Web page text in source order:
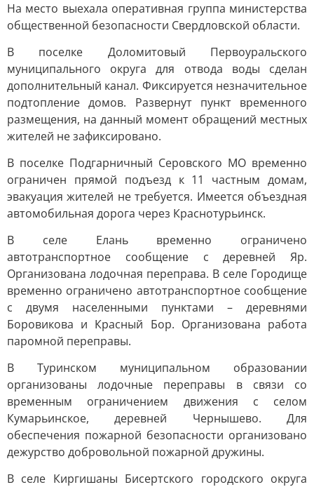
На место выехала оперативная группа министерства
общественной безопасности Свердловской области.
В поселке Доломитовый Первоуральского
муниципального округа для отвода воды сделан
дополнительный канал. Фиксируется незначительное
подтопление домов. Развернут пункт временного
размещения, на данный момент обращений местных
жителей не зафиксировано.
В поселке Подгарничный Серовского МО временно
ограничен прямой подъезд к 11 частным домам,
эвакуация жителей не требуется. Имеется объездная
автомобильная дорога через Краснотурьинск.
В селе Елань временно ограничено
автотранспортное сообщение с деревней Яр.
Организована лодочная переправа. В селе Городище
временно ограничено автотранспортное сообщение
с двумя населенными пунктами – деревнями
Боровикова и Красный Бор. Организована работа
паромной переправы.
В Туринском муниципальном образовании
организованы лодочные переправы в связи со
временным ограничением движения с селом
Кумарьинское, деревней Чернышево. Для
обеспечения пожарной безопасности организовано
дежурство добровольной пожарной дружины.
В селе Киргишаны Бисертского городского округа